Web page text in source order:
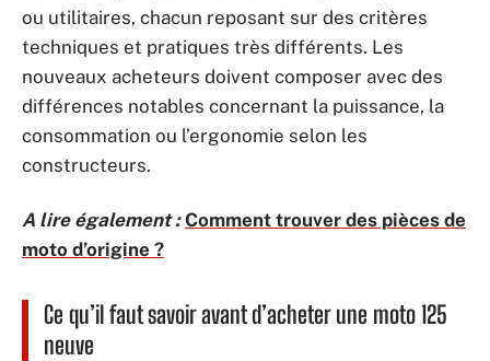
ou utilitaires, chacun reposant sur des critères
techniques et pratiques très différents. Les
nouveaux acheteurs doivent composer avec des
différences notables concernant la puissance, la
consommation ou l’ergonomie selon les
constructeurs.
A lire également : Comment trouver des pièces de
moto d’origine ?
Ce qu’il faut savoir avant d’acheter une moto 125
neuve